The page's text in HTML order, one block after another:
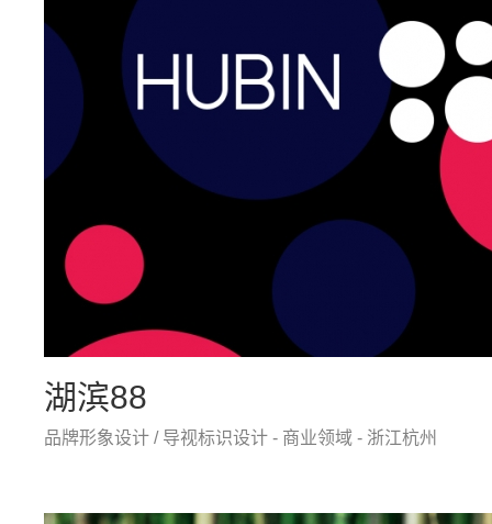
湖滨88
品牌形象设计 / 导视标识设计 - 商业领域 - 浙江杭州